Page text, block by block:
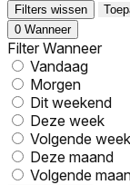
Filters wissen
0 Wanneer
Filter Wanneer
Vandaag
Morgen
Dit weekend
Deze week
Volgende week
Deze maand
Volgende